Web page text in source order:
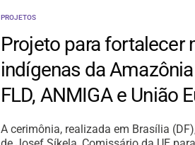
PROJETOS
Projeto para fortalecer
indígenas da
FLD, ANMIGA e União
A cerimônia, realizada em Brasília